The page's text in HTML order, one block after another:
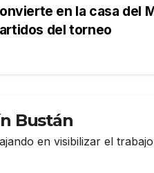
en la casa del
del torneo
Bustán
en visibilizar el